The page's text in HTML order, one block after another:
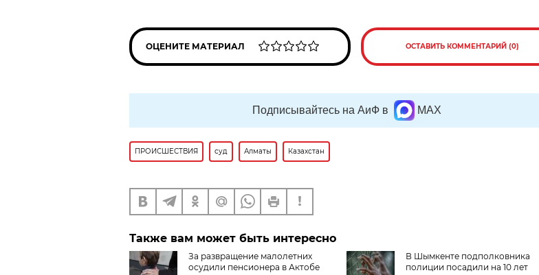
ОЦЕНИТЕ МАТЕРИАЛ ОСТАВИТЬ КОММЕНТАРИЙ (0)
Подписывайтесь на АиФ в MAX
ПРОИСШЕСТВИЯ суд Алматы Казахстан
Также вам может быть интересно
За развращение малолетних
осудили пенсионера в Актобе
В Шымкенте подполковника
полиции посадили на 10 лет